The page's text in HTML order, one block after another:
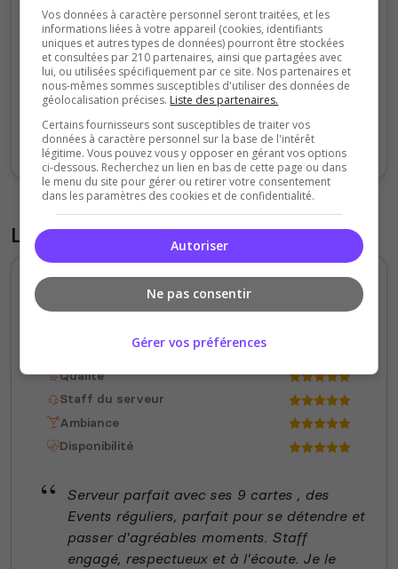
1000
2000
Nov Jan Fév Mars Avr Mai
Votes Clics
Liste des avis du serveur
5/5
Qualité
Staff du serveur
Ambiance
Disponibilité
Serveur parfait avec ses 9 cartes , des
Events réguliers, parfait pour se détendre et
passer d'agréables moments. Staff
engagé, respectueux et à l'écoute. Je le
Vos données à caractère personnel seront traitées, et les
informations liées à votre appareil (cookies, identifiants
uniques et autres types de données) pourront être stockées
et consultées par 210 partenaires, ainsi que partagées avec
lui, ou utilisées spécifiquement par ce site. Nos partenaires et
nous-mêmes sommes susceptibles d'utiliser des données de
géolocalisation précises. Liste des partenaires.
Certains fournisseurs sont susceptibles de traiter vos
données à caractère personnel sur la base de l'intérêt
légitime. Vous pouvez vous y opposer en gérant vos options
ci-dessous. Recherchez un lien en bas de cette page ou dans
le menu du site pour gérer ou retirer votre consentement
dans les paramètres des cookies et de confidentialité.
Autoriser
Ne pas consentir
Gérer vos préférences